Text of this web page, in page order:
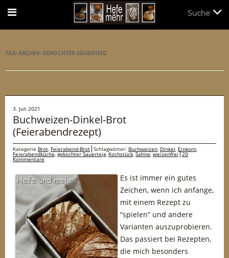
TAG-ARCHIV: GEKOCHTER SAUERTEIG
3. Juli 2021
Buchweizen-Dinkel-Brot
(Feierabendrezept)
Kategorie Brot, Feierabend-Brot Schlagwörter: Buchweizen, Dinkel, Einkorn,
Feierabendküche,gekochter Sauerteig,Kochstück,Sahne,weizenfrei 20
Kommentare
Es ist immer ein gutes
Zeichen, wenn ich anfange,
mit einem Rezept zu
“spielen” und andere
Varianten auszuprobieren.
Das passiert bei Rezepten,
die mich besonders
Suche
Suche